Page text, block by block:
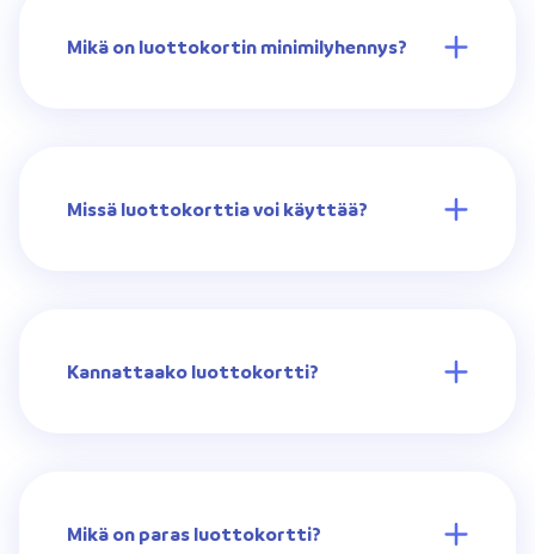
Mikä on luottokortin minimilyhennys?
Missä luottokorttia voi käyttää?
Kannattaako luottokortti?
Mikä on paras luottokortti?